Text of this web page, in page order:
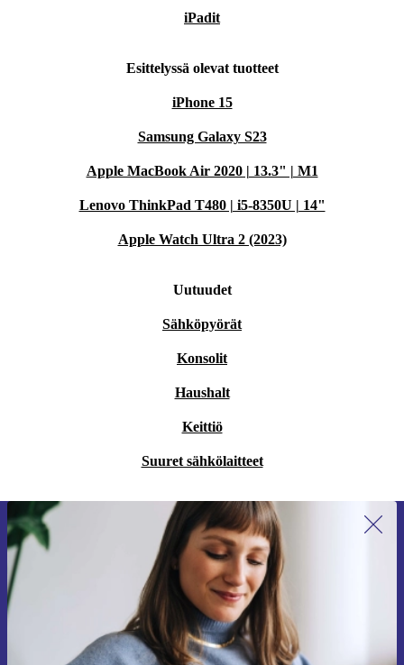
iPadit
Esittelyssä olevat tuotteet
iPhone 15
Samsung Galaxy S23
Apple MacBook Air 2020 | 13.3" | M1
Lenovo ThinkPad T480 | i5-8350U | 14"
Apple Watch Ultra 2 (2023)
Uutuudet
Sähköpyörät
Konsolit
Haushalt
Keittiö
Suuret sähkölaitteet
Liity ensimmäistä kertaa uutiskirjeen
tilaajaksi ja säästä 15 €!
Älä missaa enää yhtäkään tarjousta.